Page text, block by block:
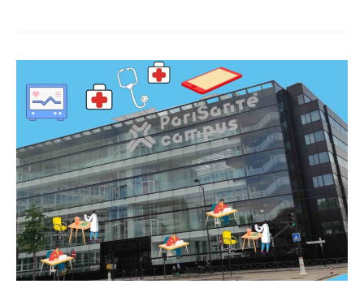
Anthony
(Weo)